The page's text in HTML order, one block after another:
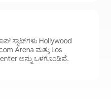
ಸ್ಪಾಟ್‌ಗಳು Hollywood
Arena ಮತ್ತು Los
ಅನ್ನು ಒಳಗೊಂಡಿವೆ.